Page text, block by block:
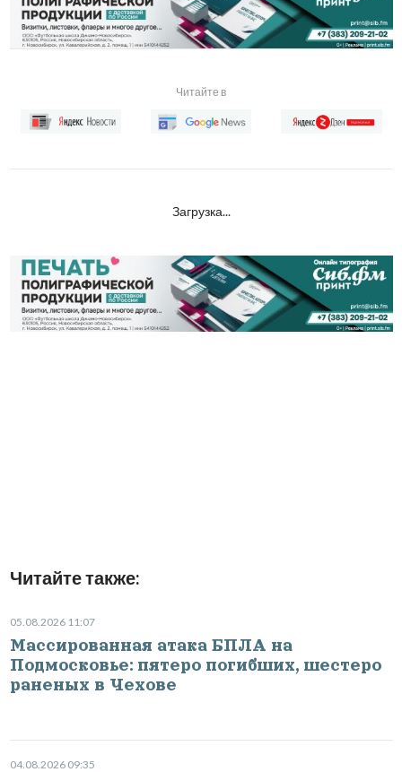
Читайте в
Загрузка...
Читайте также:
05.08.2026 11:07
Массированная атака БПЛА на
Подмосковье: пятеро погибших, шестеро
раненых в Чехове
04.08.2026 09:35